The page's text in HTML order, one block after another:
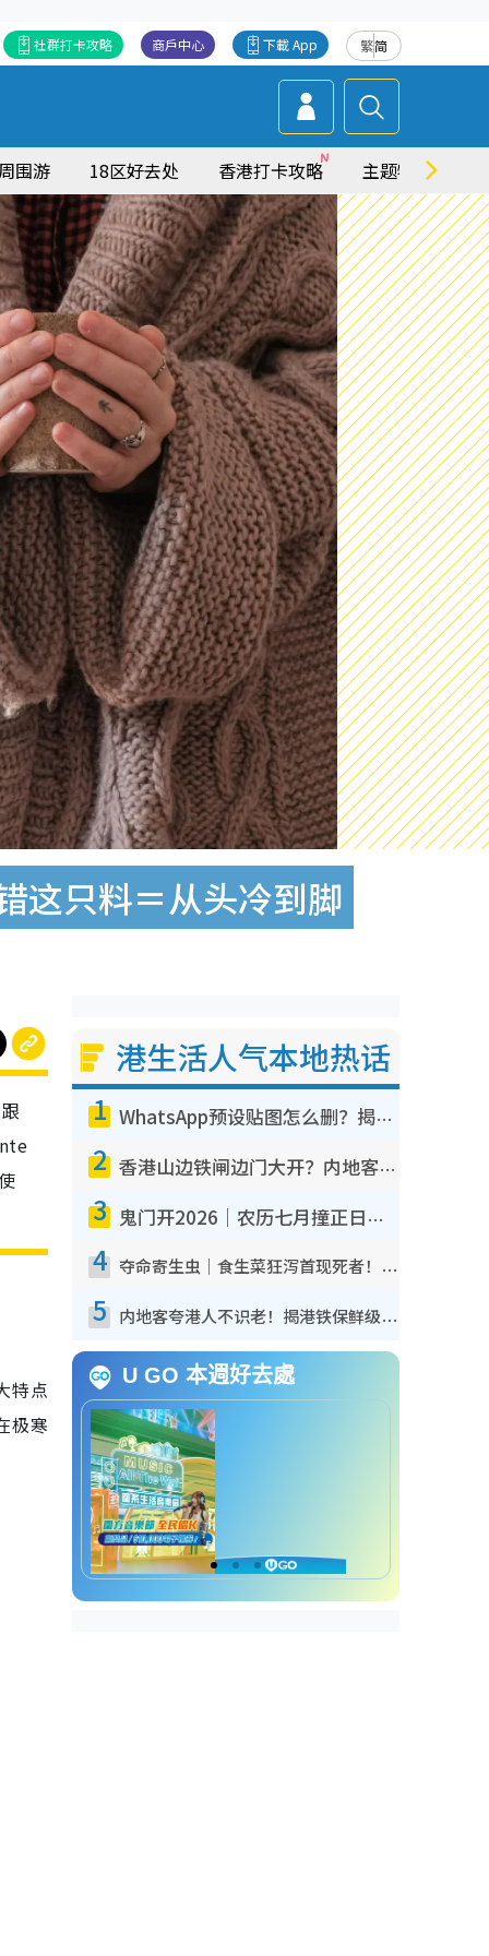
繁简
下載 App
商戶中心
社群打卡攻略
周围游 18区好去处 香港打卡攻略 主题特集
这只料＝从头冷到脚
特点
极寒
港生活人气本地热话
1 WhatsApp预设贴图怎么删？揭秘1招“反向操作”还原简洁界面 附3步实测教程
2 香港山边铁闸边门大开？内地客困惑意义何在！网友神回复：这种叫法理性防御
3 鬼门开2026｜农历七月撞正日全食特别邪？专家警告切忌做一事！揭4大禁忌+2招保平安
4 夺命寄生虫｜食生菜狂泻首现死者！疫潮恶化录1.8万宗病例 揭洗菜3大谬误
5 内地客夸港人不识老！揭港铁保鲜级冷气 港人求放过：别投诉
U GO 本週好去處